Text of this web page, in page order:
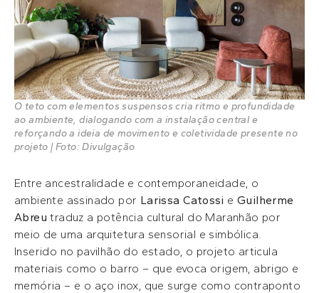
O teto com elementos suspensos cria ritmo e profundidade
ao ambiente, dialogando com a instalação central e
reforçando a ideia de movimento e coletividade presente no
projeto | Foto: Divulgação
Entre ancestralidade e contemporaneidade, o
ambiente assinado por Larissa Catossi eGuilherme
Abreu traduz a potência cultural do Maranhão por
meio de uma arquitetura sensorial e simbólica.
Inserido no pavilhão do estado, o projeto articula
materiais como o barro – que evoca origem, abrigo e
memória – e o aço inox, que surge como contraponto